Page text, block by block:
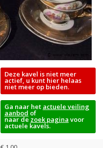
Deze kavel is niet meer
actief, u kunt hier helaas
niet meer op bieden.
Ga naar het actuele veiling
aanbod of
naar de zoek pagina voor
actuele kavels.